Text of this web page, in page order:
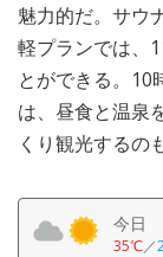
魅力的だ。サウ
軽プランでは、
とができる。10
は、昼食と温泉
くり観光するの
今日
35℃／